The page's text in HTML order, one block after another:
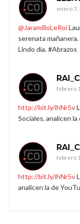
enero 7,
@JaramilloLeRoi
serenata mañanera.
Lindo día. #Abrazos
febrero
http://bit.ly/ihNr5v
Sociales, analicen
febrero
http://bit.ly/ihNr5v
analicen la de